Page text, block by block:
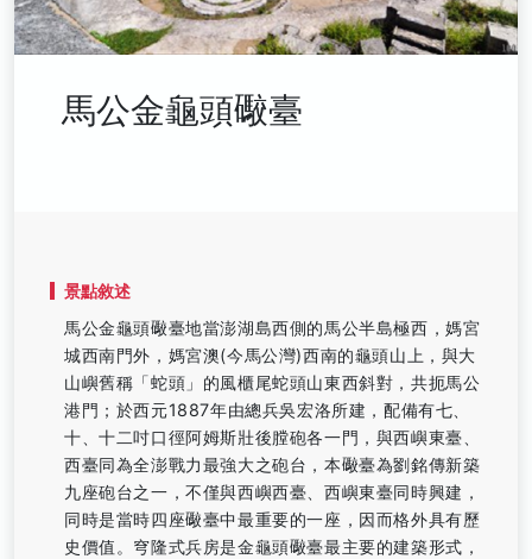
馬公金龜頭礮臺
景點敘述
馬公金龜頭礮臺地當澎湖島西側的馬公半島極西，媽宮
城西南門外，媽宮澳(今馬公灣)西南的龜頭山上，與大
山嶼舊稱「蛇頭」的風櫃尾蛇頭山東西斜對，共扼馬公
港門；於西元1887年由總兵吳宏洛所建，配備有七、
十、十二吋口徑阿姆斯壯後膛砲各一門，與西嶼東臺、
西臺同為全澎戰力最強大之砲台，本礮臺為劉銘傳新築
九座砲台之一，不僅與西嶼西臺、西嶼東臺同時興建，
同時是當時四座礮臺中最重要的一座，因而格外具有歷
史價值。穹隆式兵房是金龜頭礮臺最主要的建築形式，